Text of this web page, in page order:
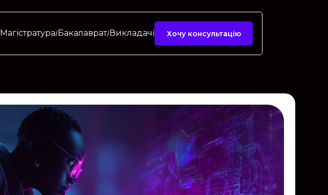
Магістратура Бакалаврат Викладачі Хочу консультацію